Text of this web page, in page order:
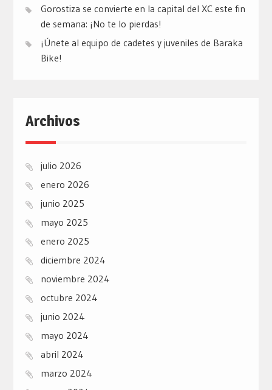
Gorostiza se convierte en la capital del XC este fin
de semana: ¡No te lo pierdas!
¡Únete al equipo de cadetes y juveniles de Baraka
Bike!
Archivos
julio 2026
enero 2026
junio 2025
mayo 2025
enero 2025
diciembre 2024
noviembre 2024
octubre 2024
junio 2024
mayo 2024
abril 2024
marzo 2024